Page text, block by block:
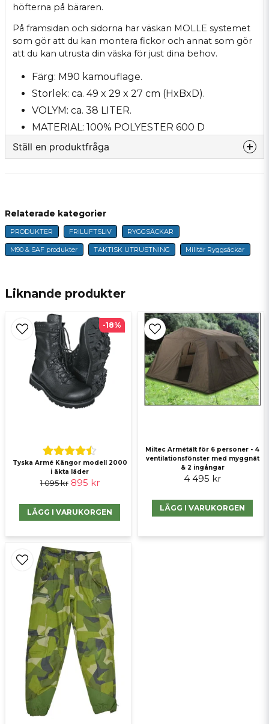
höfterna på bäraren.
På framsidan och sidorna har väskan MOLLE systemet
som gör att du kan montera fickor och annat som gör
att du kan utrusta din väska för just dina behov.
Färg: M90 kamouflage.
Storlek: ca. 49 x 29 x 27 cm (HxBxD).
VOLYM: ca. 38 LITER.
MATERIAL: 100% POLYESTER 600 D
Ställ en produktfråga
name
Namn
email
E-postadress
Ja, ni får publicera min fråga
Skicka fråga
Liknande produkter
Tyska Armé Kängor modell 2000
i äkta läder
1 095 kr 895 kr
LÄGG I VARUKORGEN
-18%
Miltec Armétält för 6 personer - 4
ventilationsfönster med myggnät
& 2 ingångar
4 495 kr
LÄGG I VARUKORGEN
Relaterade kategorier
PRODUKTER FRILUFTSLIV RYGGSÄCKAR
M90 & SAF produkter TAKTISK UTRUSTNING Militär Ryggsäckar